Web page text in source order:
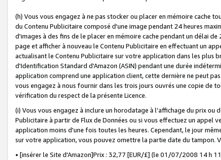
(h) Vous vous engagez à ne pas stocker ou placer en mémoire cache
du Contenu Publicitaire composé d'une image pendant 24 heures
d'images à des fins de le placer en mémoire cache pendant un délai
page et afficher à nouveau le Contenu Publicitaire en effectuant un
actualisant le Contenu Publicitaire sur votre application dans les plus
d'Identification Standard d'Amazon (ASIN) pendant une durée
application comprend une application client, cette dernière ne peut
vous engagez à nous fournir dans les trois jours ouvrés une copie de
vérification du respect de la présente Licence.
(i) Vous vous engagez à inclure un horodatage à l'affichage du prix
Publicitaire à partir de Flux de Données ou si vous effectuez un appel
application moins d'une fois toutes les heures. Cependant, le jour
sur votre application, vous pouvez omettre la partie date du tampon.
• [insérer le Site d'Amazon]Prix : 32,77 [EUR/£] (le 01/07/2008 14 h